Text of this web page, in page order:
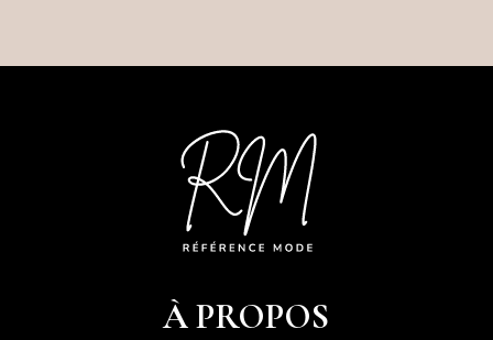
À PROPOS